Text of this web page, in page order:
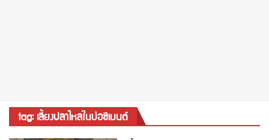
tag: เลี้ยงปลาไหลในบ่อซีเมนต์